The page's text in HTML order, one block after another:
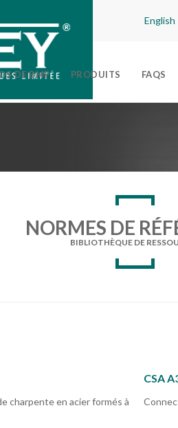
English
DE BMP PRODUITS FAQS
NORMES DE
BIBLIOTHÈQUE DE
charpente en acier formés à
CSA